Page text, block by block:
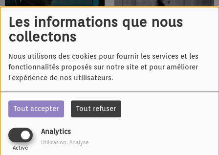
Les informations que nous
collectons
Nous utilisons des cookies pour fournir les services et les
fonctionnalités proposés sur notre site et pour améliorer
l'expérience de nos utilisateurs.
Tout accepter Tout refuser
Analytics
Activé
Utilisation: Analyse
IL Y A 8 ANS
Marc Lavoine - Je reviens à
toi
IL Y A 8 ANS
IL Y A 8 ANS
Charlie Boisseau -